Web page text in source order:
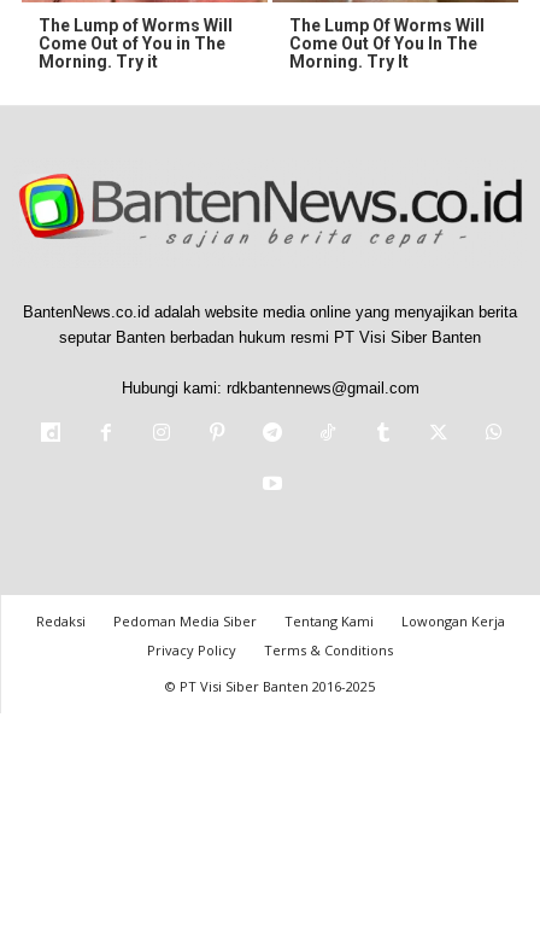
The Lump of Worms Will
Come Out of You in The
Morning. Try it
The Lump Of Worms Will
Come Out Of You In The
Morning. Try It
BantenNews.co.id adalah website media online yang menyajikan berita
seputar Banten berbadan hukum resmi PT Visi Siber Banten
Hubungi kami: rdkbantennews@gmail.com
Redaksi Pedoman Media Siber Tentang Kami
Lowongan Kerja
Privacy Policy
Terms & Conditions
© PT Visi Siber Banten 2016-2025